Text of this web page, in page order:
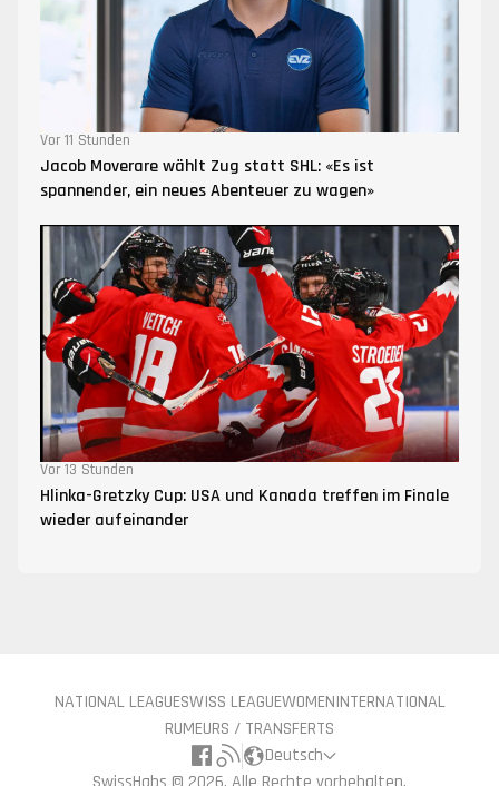
Vor 11 Stunden
Jacob Moverare wählt Zug statt SHL: «Es ist
spannender, ein neues Abenteuer zu wagen»
Vor 13 Stunden
Hlinka-Gretzky Cup: USA und Kanada treffen im Finale
wieder aufeinander
NATIONAL LEAGUESWISS LEAGUEWOMENINTERNATIONAL
RUMEURS / TRANSFERTS
Deutsch